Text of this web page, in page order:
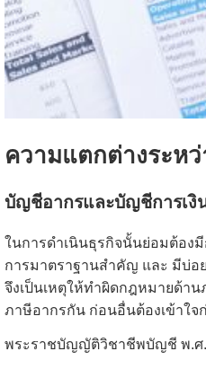
ความแตกต่างระห
บัญชีอากรและบัญชีการเงิ
ในการดำเนินธุรกิจนั้นย่อมต้อง
การมาตราฐานสำคัญ และ มีบ่อ
จึงเป็นเหตุให้ทำผิดกฎหมายด้า
ภาษีอากรกัน ก่อนอื่นต้องเข้าใ
พระราชบัญญัติวิชาชีพบัญชี พ.ศ.